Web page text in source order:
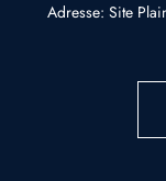
Adresse: Site